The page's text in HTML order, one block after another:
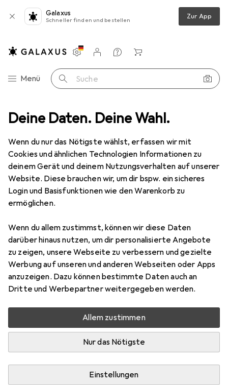
Deine Daten. Deine Wahl.
Wenn du nur das Nötigste wählst, erfassen wir mit
Cookies und ähnlichen Technologien Informationen zu
deinem Gerät und deinem Nutzungsverhalten auf unserer
Website. Diese brauchen wir, um dir bspw. ein sicheres
Login und Basisfunktionen wie den Warenkorb zu
ermöglichen.
Wenn du allem zustimmst, können wir diese Daten
darüber hinaus nutzen, um dir personalisierte Angebote
zu zeigen, unsere Webseite zu verbessern und gezielte
Werbung auf unseren und anderen Webseiten oder Apps
anzuzeigen. Dazu können bestimmte Daten auch an
Dritte und Werbepartner weitergegeben werden.
Allem zustimmen
Nur das Nötigste
Einstellungen
Galaxus
Schneller finden und bestellen Zur App
Navigation nach Kategorien
Menü Suche
Einstellungen
Kundenkonto
Vergleichslisten
Merklisten
Warenkorb
Sound + Video Webcam Anker PowerConf C200
7 Bilder
Anker PowerConf C200
Preis in EUR inkl. MwSt.
EUR
72,30
EUR
4,05
sparen
Angebot für
EUR
68,25
Mehr von Anker
Testberichte
Zwischen Di, 11.8. und Mi, 12.8. geliefert